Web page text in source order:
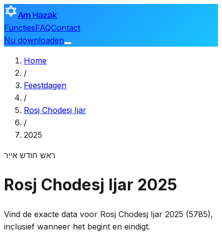
Am Hazak
FunctiesFAQContact
Nu downloaden
Home
/
Feestdagen
/
Rosj Chodesj Ijar
/
2025
ראש חודש אייר
Rosj Chodesj Ijar 2025
Vind de exacte data voor Rosj Chodesj Ijar 2025 (5785),
inclusief wanneer het begint en eindigt.